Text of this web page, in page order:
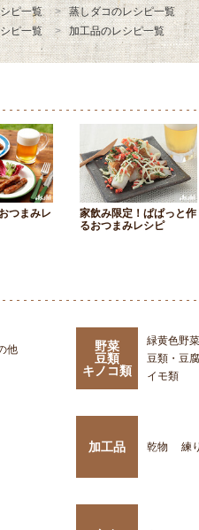
ピ一覧
蒸しダコのレシピ一覧
ピ一覧 加工品のレシピ一覧
つまみレ
家飲み限定！ぱぱっと作
るおつまみレシピ
他
野菜
豆類
キノコ類
緑黄色野菜
豆類・豆
イモ類
加工品 乾物 練